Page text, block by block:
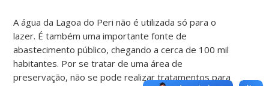
A água da Lagoa do Peri não é utilizada só para o
lazer. É também uma importante fonte de
abastecimento público, chegando a cerca de 100 mil
habitantes. Por se tratar de uma área de
preservação, não se pode realizar tratamentos para